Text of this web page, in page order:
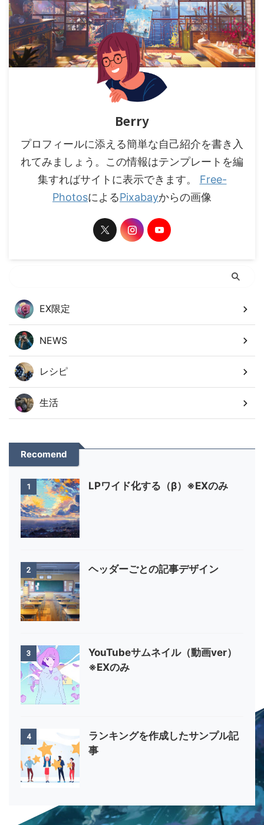
Berry
プロフィールに添える簡単な自己紹介を書き入
れてみましょう。この情報はテンプレートを編
集すればサイトに表示できます。 Free-
PhotosによるPixabayからの画像
EX限定
NEWS
レシピ
生活
Recomend
1 LPワイド化する（β）※EXのみ
2 ヘッダーごとの記事デザイン
3
YouTubeサムネイル（動画ver）
※EXのみ
4
ランキングを作成したサンプル記
事